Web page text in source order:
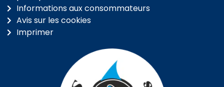
Informations aux consommateurs
Avis sur les cookies
Imprimer